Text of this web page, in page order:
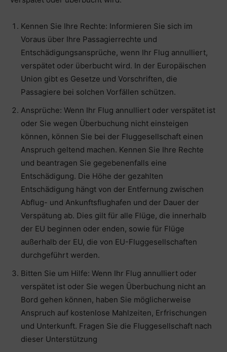
Kennen Sie Ihre Rechte: Informieren Sie sich im
Voraus über Ihre Passagierrechte und
Entschädigungsansprüche, wenn Ihr Flug annulliert,
verspätet oder überbucht wird. In der Europäischen
Union gibt es Gesetze und Vorschriften, die
Passagiere bei solchen Vorfällen schützen.
Ansprüche: Wenn Ihr Flug annulliert oder verspätet ist
oder Sie wegen Überbuchung nicht einsteigen
können, können Sie bei der Fluggesellschaft einen
Anspruch geltend machen. Kennen Sie Ihre Rechte
und beantragen Sie gegebenenfalls eine
Entschädigung. Die Höhe der gezahlten
Entschädigung hängt von der Entfernung zwischen
Abflug- und Ankunftsflughafen und der Dauer der
Verspätung ab. Dies gilt für alle Flüge, die innerhalb
der EU beginnen oder enden, sowie für Flüge
außerhalb der EU, die von EU-Fluggesellschaften
durchgeführt werden.
Bitten Sie um Hilfe: Wenn Ihr Flug annulliert oder
verspätet ist oder Sie wegen Überbuchung nicht an
Bord gehen können, haben Sie möglicherweise
Anspruch auf kostenlose Mahlzeiten, Erfrischungen
und Unterkunft. Fragen Sie die Fluggesellschaft nach
dieser Unterstützung